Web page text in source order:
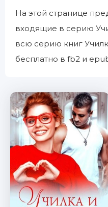
На этой странице
входящие в серию
всю серию книг
бесплатно в fb2 и